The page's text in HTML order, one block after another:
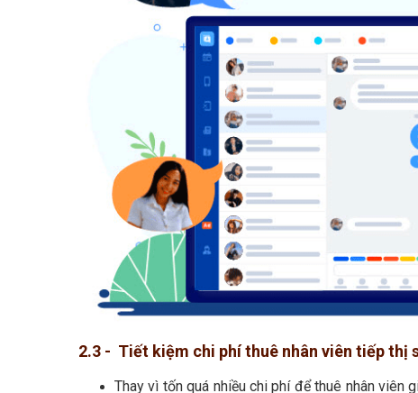
2.3 - Tiết kiệm chi phí thuê nhân viên tiếp thị
Thay vì tốn quá nhiều chi phí để thuê nhân viên